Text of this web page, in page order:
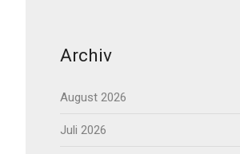
Archiv
August 2026
Juli 2026